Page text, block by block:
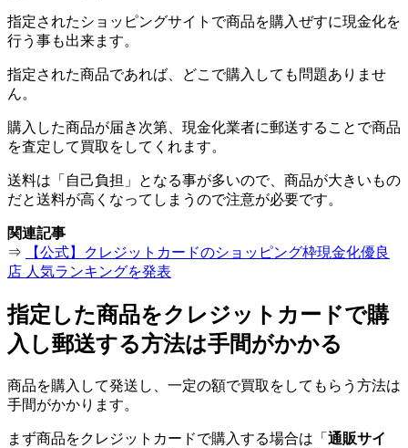
指定されたショッピングサイトで商品を購入ぜすに現金化を
行う事も出来ます。
指定された商品であれば、どこで購入しても問題ありませ
ん。
購入した商品が届き次第、現金化業者に郵送することで商品
を査定して買取をしてくれます。
送料は「自己負担」となる事が多いので、商品が大きいもの
だと送料が高くなってしまうので注意が必要です。
関連記事
⇒
【公式】クレジットカードのショッピング枠現金化優良
店 人気ランキングを発表
指定した商品をクレジットカードで購
入し郵送する方法は手間がかかる
商品を購入して発送し、一定の額で買取をしてもらう方法は
手間がかかります。
まず商品をクレジットカードで購入する場合は「 通販サイ